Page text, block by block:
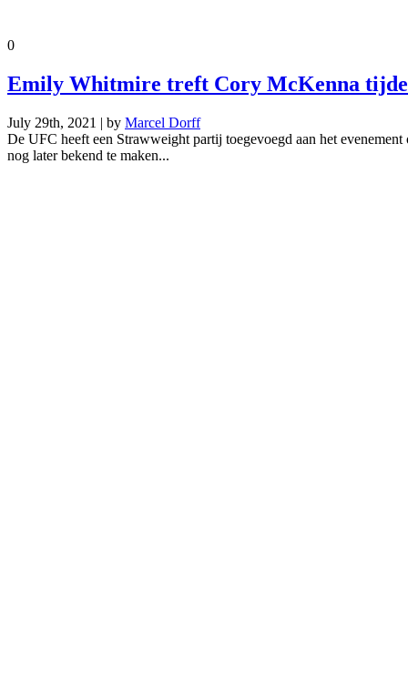
0
Emily Whitmire treft Cory McKenna
July 29th, 2021 | by Marcel Dorff
De UFC heeft een Strawweight partij toegevoegd aan het
nog later bekend te maken...